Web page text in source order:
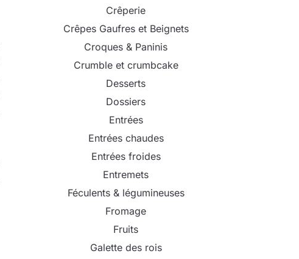
Crêperie
Crêpes Gaufres et Beignets
Croques & Paninis
Crumble et crumbcake
Desserts
Dossiers
Entrées
Entrées chaudes
Entrées froides
Entremets
Féculents & légumineuses
Fromage
Fruits
Galette des rois